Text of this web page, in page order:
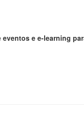
e e-learning